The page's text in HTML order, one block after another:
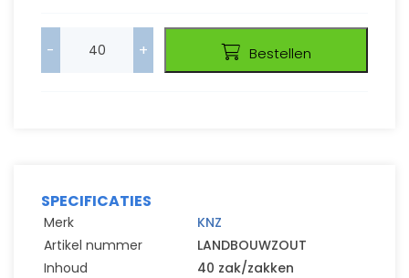
- + Bestellen
SPECIFICATIES
Merk
KNZ
Artikel nummer
LANDBOUWZOUT
Inhoud
40 zak/zakken